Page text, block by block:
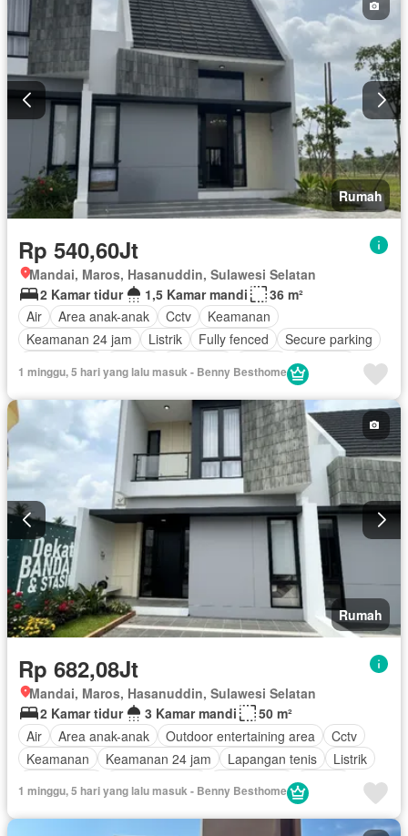
Tangki air
Televisi Lapangan tenis
Telephone
Keamanan
Secure parking
Pemandangan panorama
Ruang kantor
Interkom Pustaka Gym
Rumah
Rp 540,60Jt
Mandai, Maros, Hasanuddin, Sulawesi Selatan
2 Kamar tidur
1,5 Kamar mandi
36 m²
Air
Area anak-anak Cctv
Keamanan
Keamanan 24 jam
Listrik Fully fenced
Secure parking
Halaman
Tanpa perabotan
1 minggu, 5 hari yang lalu masuk - Benny Besthome
Rumah
Rp 682,08Jt
Mandai, Maros, Hasanuddin, Sulawesi Selatan
2 Kamar tidur
3 Kamar mandi
50 m²
Air
Area anak-anak Outdoor entertaining area
Cctv
Keamanan
Keamanan 24 jam Lapangan tenis
Listrik
Taman
Garasi Tanpa perabotan
1 minggu, 5 hari yang lalu masuk - Benny Besthome